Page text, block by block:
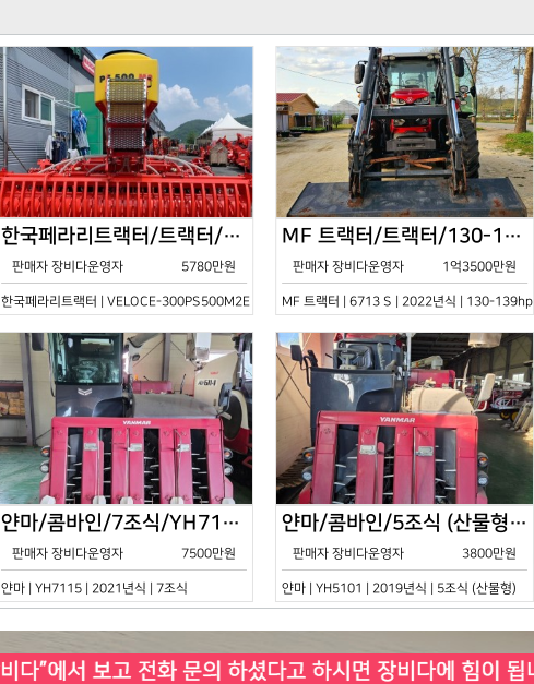
한국페라리트랙터/트랙터/기타/VELOCE-300PS500M2E/2022년식
판매자 장비다운영자 5780만원
한국페라리트랙터 | VELOCE-300PS500M2E | 2022년식 | 기타
MF 트랙터/트랙터/130-139hp/6713 S/2022년식
판매자 장비다운영자 1억3500만원
MF 트랙터 | 6713 S | 2022년식 | 130-139hp
얀마/콤바인/7조식/YH7115/2021년식
판매자 장비다운영자 7500만원
얀마 | YH7115 | 2021년식 | 7조식
얀마/콤바인/5조식 (산물형)/YH5101/2019년식
판매자 장비다운영자 3800만원
얀마 | YH5101 | 2019년식 | 5조식 (산물형)